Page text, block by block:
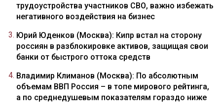
трудоустройства участников СВО, важно избежать
негативного воздействия на бизнес
Юрий Юденков (Москва): Кипр встал на сторону
россиян в разблокировке активов, защищая свои
банки от быстрого оттока средств
Владимир Климанов (Москва): По абсолютным
объемам ВВП Россия – в топе мирового рейтинга,
а по среднедушевым показателям гораздо ниже